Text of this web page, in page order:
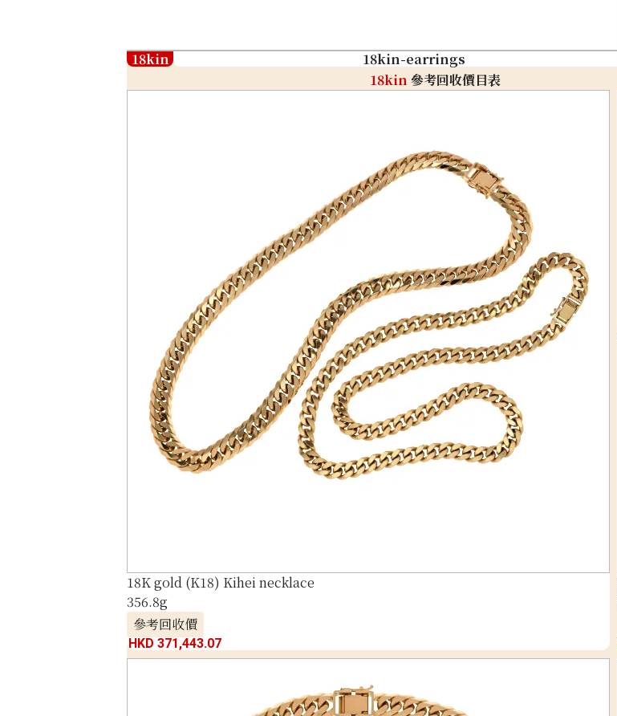
18kin
18kin-earrings
18kin 參考回收價目表
18K gold (K18) Kihei necklace
356.8g
參考回收價
HKD 371,443.07